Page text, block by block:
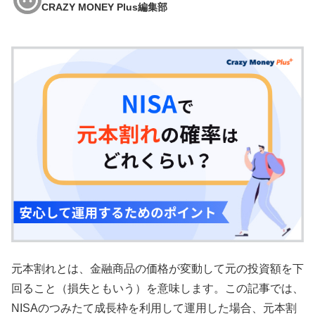
CRAZY MONEY Plus編集部
元本割れとは、金融商品の価格が変動して元の投資額を下
回ること（損失ともいう）を意味します。この記事では、
NISAのつみたて成長枠を利用して運用した場合、元本割